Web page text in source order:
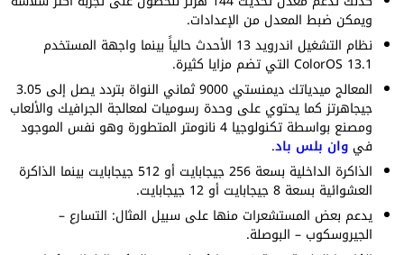
ويمكن ضبط المعدل من الإعدادات.
نظام التشغيل اندرويد 13 الأحدث حالياً بينما واجهة المستخدم
ColorOS 13.1 التي تضم مزايا كثيرة.
المعالج ميدياتك ديمنستي 9000 ثماني النواة بتردد يصل إلى 3.05
جيجاهرتز كما يحتوي على وحدة رسوميات لمعالجة الجرافيك والألعاب
ومصنع بواسطة تكنولوجيا 4 نانومتر المتطورة وهو نفس الموجود
في وان بلس باد.
الذاكرة الداخلية بسعة 256 جيجابايت أو 512 جيجابايت بينما الذاكرة
العشوائية بسعة 8 جيجابايت أو 12 جيجابايت.
يدعم بعض المستشعرات منها على سبيل المثال: التسارع –
الجيروسكوب – البوصلة.